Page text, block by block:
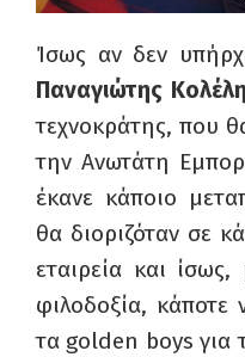
Ίσως αν δεν
Παναγιώτης
τεχνοκράτης, που
την Ανωτάτη
έκανε κάποιο
θα διοριζόταν σε
εταιρεία και
φιλοδοξία, κάποτε
τα golden boys για